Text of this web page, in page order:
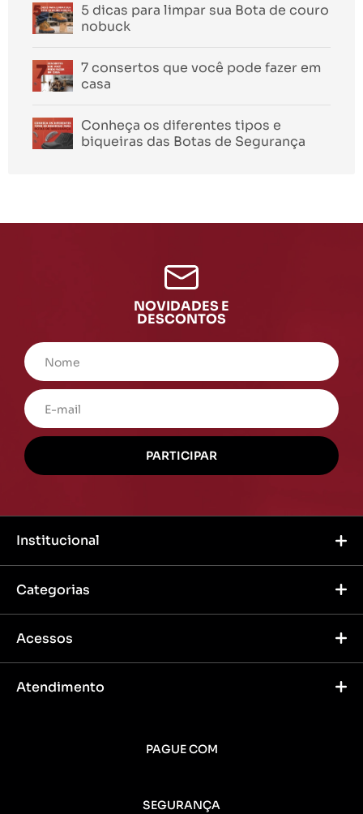
5 dicas para limpar sua Bota de couro
nobuck
7 consertos que você pode fazer em
casa
Conheça os diferentes tipos e
biqueiras das Botas de Segurança
NOVIDADES E
DESCONTOS
Institucional
Categorias
Acessos
Atendimento
PAGUE COM
SEGURANÇA